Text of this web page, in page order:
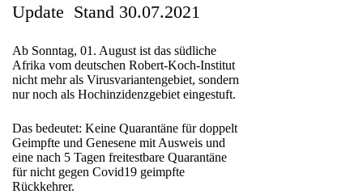
Update Stand 30.07.2021
Ab Sonntag, 01. August ist das südliche
Afrika vom deutschen Robert-Koch-Institut
nicht mehr als Virusvariantengebiet, sondern
nur noch als Hochinzidenzgebiet eingestuft.
Das bedeutet: Keine Quarantäne für doppelt
Geimpfte und Genesene mit Ausweis und
eine nach 5 Tagen freitestbare Quarantäne
für nicht gegen Covid19 geimpfte
Rückkehrer.